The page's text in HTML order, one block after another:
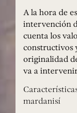
A la hora de
intervención
cuenta los
constructivos
originalidad
va a
mardanisí